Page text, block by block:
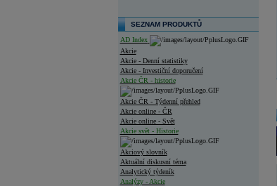
SEZNAM PRODUKTŮ
AD Index
Akcie
Akcie - Denní statistiky
Akcie - Investiční doporučení
Akcie ČR - historie
Akcie ČR - Týdenní přehled
Akcie online - ČR
Akcie online - Svět
Akcie svět - Historie
Akciový slovník
Aktuální diskusní téma
Analytický týdeník
Analýzy - Akcie